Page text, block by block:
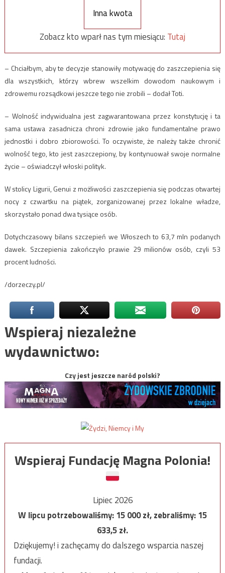
Inna kwota
Zobacz kto wparł nas tym miesiącu: Tutaj
– Chciałbym, aby te decyzje stanowiły motywację do zaszczepienia się
dla wszystkich, którzy wbrew wszelkim dowodom naukowym i
zdrowemu rozsądkowi jeszcze tego nie zrobili – dodał Toti.
– Wolność indywidualna jest zagwarantowana przez konstytucję i ta
sama ustawa zasadnicza chroni zdrowie jako fundamentalne prawo
jednostki i dobro zbiorowości. To oczywiste, że należy także chronić
wolność tego, kto jest zaszczepiony, by kontynuował swoje normalne
życie – oświadczył włoski polityk.
W stolicy Ligurii, Genui z możliwości zaszczepienia się podczas otwartej
nocy z czwartku na piątek, zorganizowanej przez lokalne władze,
skorzystało ponad dwa tysiące osób.
Dotychczasowy bilans szczepień we Włoszech to 63,7 mln podanych
dawek. Szczepienia zakończyło prawie 29 milionów osób, czyli 53
procent ludności.
/dorzeczy.pl/
Wspieraj niezależne
wydawnictwo:
Czy jest jeszcze naród polski?
Wspieraj Fundację Magna Polonia!
Lipiec 2026
W lipcu potrzebowaliśmy:15 000zł, zebraliśmy:15
633,5zł.
Dziękujemy! i zachęcamy do dalszego wsparcia naszej
fundacji.